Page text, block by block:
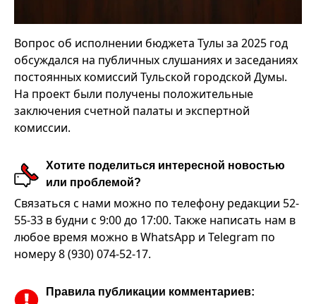
Вопрос об исполнении бюджета Тулы за 2025 год
обсуждался на публичных слушаниях и заседаниях
постоянных комиссий Тульской городской Думы.
На проект были получены положительные
заключения счетной палаты и экспертной
комиссии.
Хотите поделиться интересной новостью
или проблемой?
Связаться с нами можно по телефону редакции 52-
55-33 в будни с 9:00 до 17:00. Также написать нам в
любое время можно в WhatsApp и Telegram по
номеру 8 (930) 074-52-17.
Правила публикации комментариев: